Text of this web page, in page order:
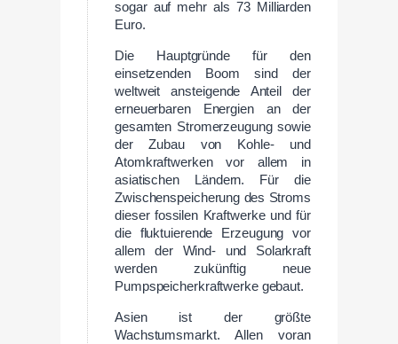
sogar auf mehr als 73 Milliarden
Euro.
Die Hauptgründe für den
einsetzenden Boom sind der
weltweit ansteigende Anteil der
erneuerbaren Energien an der
gesamten Stromerzeugung sowie
der Zubau von Kohle- und
Atomkraftwerken vor allem in
asiatischen Ländern. Für die
Zwischenspeicherung des Stroms
dieser fossilen Kraftwerke und für
die fluktuierende Erzeugung vor
allem der Wind- und Solarkraft
werden zukünftig neue
Pumpspeicherkraftwerke gebaut.
Asien ist der größte
Wachstumsmarkt. Allen voran